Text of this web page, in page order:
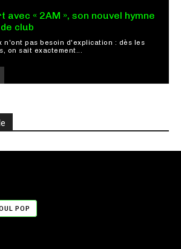
avec « 2AM », son nouvel hymne
club
n'ont pas besoin d'explication : dès les
on sait exactement...
POP